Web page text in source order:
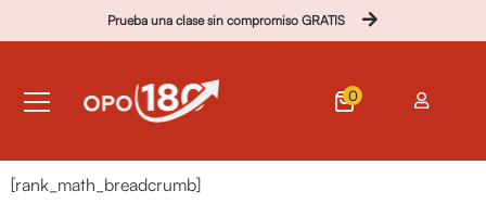
Prueba una clase sin compromiso GRATIS
0
[rank_math_breadcrumb]